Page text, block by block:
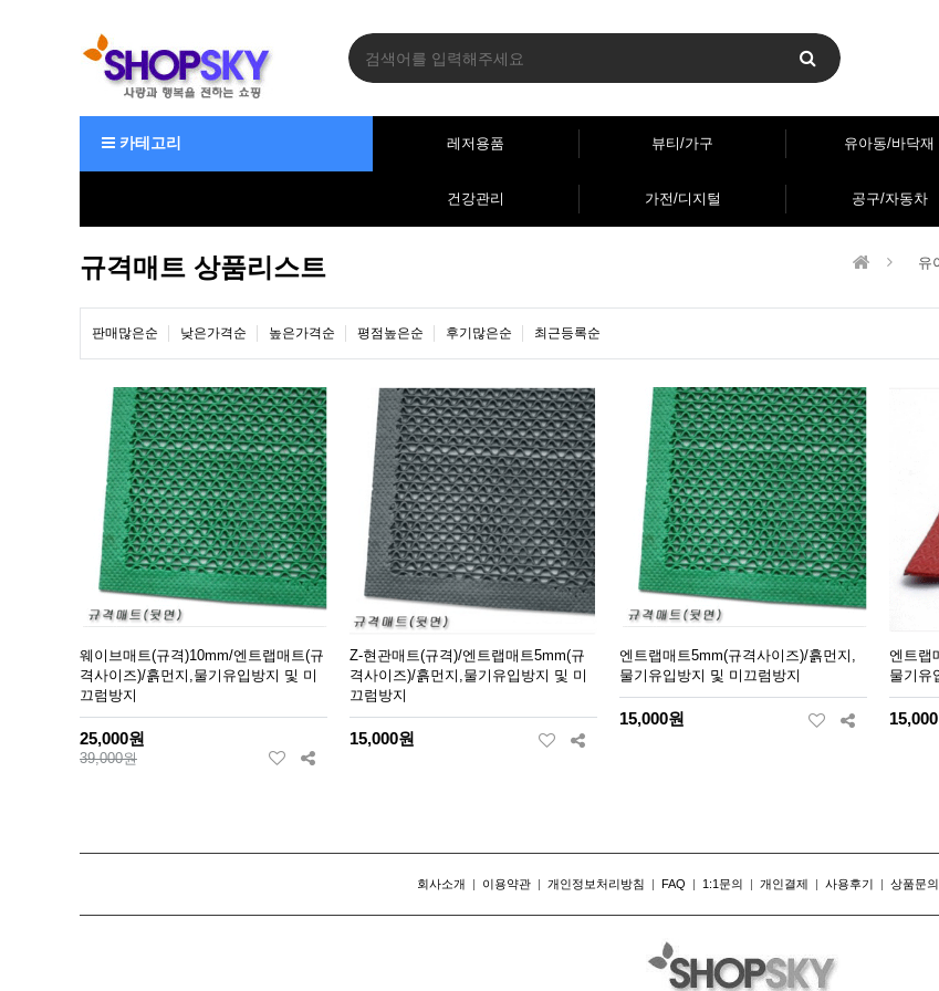
카테고리 레저용품 뷰티/가구 유아동/바닥재
건강관리 가전/디지털 공구/자동차
규격매트 상품리스트 유
판매많은순 낮은가격순 높은가격순 평점높은순 후기많은순 최근등록순
웨이브매트(규격)10mm/엔트랩매트(규
격사이즈)/흙먼지,물기유입방지 및 미
끄럼방지
25,000원
39,000원
Z-현관매트(규격)/엔트랩매트5mm(규
격사이즈)/흙먼지,물기유입방지 및 미
끄럼방지
15,000원
엔트랩매트5mm(규격사이즈)/흙먼지,
물기유입방지 및 미끄럼방지
15,000원
엔트랩
물기유
회사소개 | 이용약관 | 개인정보처리방침 | FAQ | 1:1문의 | 개인결제 | 사용후기 | 상품문의